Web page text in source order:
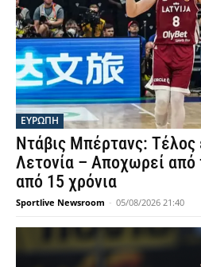
ΕΥΡΩΠΗ
Ντάβις Μπέρτανς: Τέλος
Λετονία – Αποχωρεί από
από 15 χρόνια
Sportlive Newsroom - 05/08/2026 21:40